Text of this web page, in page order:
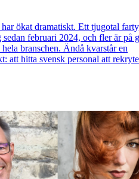
ökat dramatiskt. Ett tjugotal
februari 2024, och fler är på
branschen. Ändå kvarstår en
att hitta svensk personal att